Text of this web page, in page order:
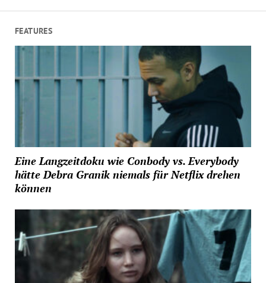
FEATURES
Eine Langzeitdoku wie Conbody vs. Everybody
hätte Debra Granik niemals für Netflix drehen
können